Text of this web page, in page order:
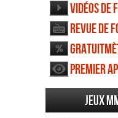
Vidéos de
Revue de
Premier
Jeux